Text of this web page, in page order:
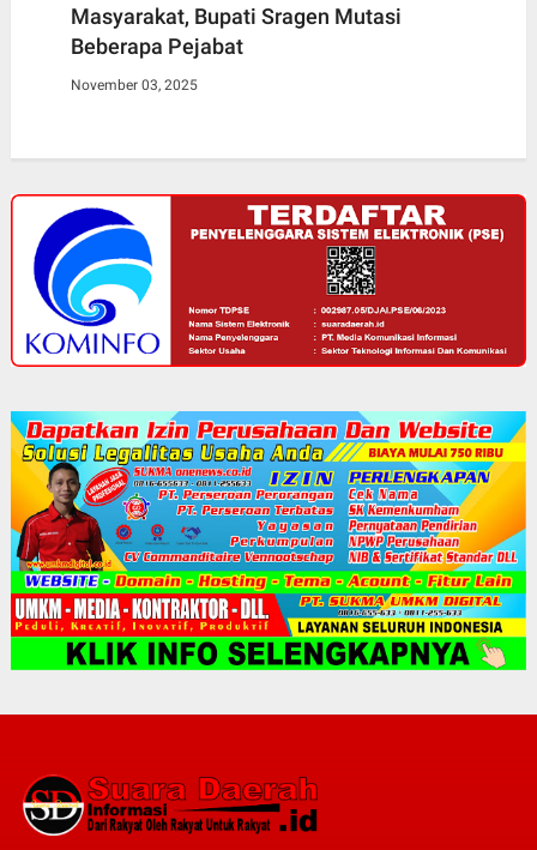
Masyarakat, Bupati Sragen Mutasi
Beberapa Pejabat
November 03, 2025